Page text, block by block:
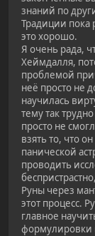
знаний по
Традиции пока
это хорошо.
Я очень рада,
Хеймдалля,
проблемой
неё просто не
научилась
тему так
просто не
взять то, что
панической
проводить
Руны через
этот процесс.
главное
формулировки